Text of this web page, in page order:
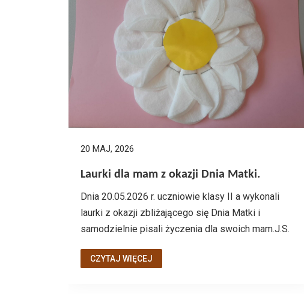
20 MAJ, 2026
Laurki dla mam z okazji Dnia Matki.
Dnia 20.05.2026 r. uczniowie klasy II a wykonali
laurki z okazji zbliżającego się Dnia Matki i
samodzielnie pisali życzenia dla swoich mam.J.S.
CZYTAJ WIĘCEJ